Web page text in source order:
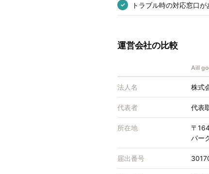
✓ トラブル時の対応窓口が
運営会社の比較
Aill
法人名 株式
代表者 代表
所在地
〒
パー
届出番号